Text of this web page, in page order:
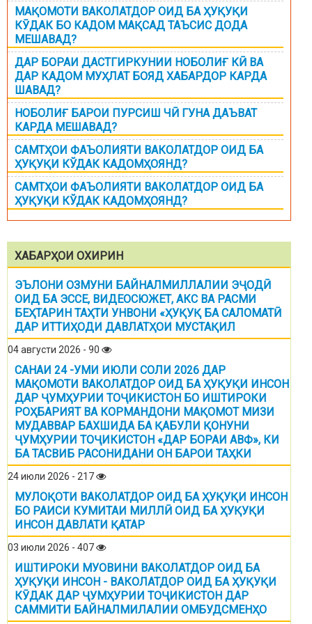
МАҚОМОТИ ВАКОЛАТДОР ОИД БА ҲУҚУҚИ
КӮДАК БО КАДОМ МАҚСАД ТАЪСИС ДОДА
МЕШАВАД?
ДАР БОРАИ ДАСТГИРКУНИИ НОБОЛИҒ КӢ ВА
ДАР КАДОМ МУҲЛАТ БОЯД ХАБАРДОР КАРДА
ШАВАД?
НОБОЛИҒ БАРОИ ПУРСИШ ЧӢ ГУНА ДАЪВАТ
КАРДА МЕШАВАД?
САМТҲОИ ФАЪОЛИЯТИ ВАКОЛАТДОР ОИД БА
ҲУҚУҚИ КЎДАК КАДОМҲОЯНД?
САМТҲОИ ФАЪОЛИЯТИ ВАКОЛАТДОР ОИД БА
ҲУҚУҚИ КЎДАК КАДОМҲОЯНД?
ХАБАРҲОИ ОХИРИН
ЭЪЛОНИ ОЗМУНИ БАЙНАЛМИЛЛАЛИИ ЭҶОДӢ
ОИД БА ЭССЕ, ВИДЕОСЮЖЕТ, АКС ВА РАСМИ
БЕҲТАРИН ТАҲТИ УНВОНИ «ҲУҚУҚ БА САЛОМАТӢ
ДАР ИТТИҲОДИ ДАВЛАТҲОИ МУСТАҚИЛ
04 августи 2026 - 90
САНАИ 24 -УМИ ИЮЛИ СОЛИ 2026 ДАР
МАҚОМОТИ ВАКОЛАТДОР ОИД БА ҲУҚУҚИ ИНСОН
ДАР ҶУМҲУРИИ ТОҶИКИСТОН БО ИШТИРОКИ
РОҲБАРИЯТ ВА КОРМАНДОНИ МАҚОМОТ МИЗИ
МУДАВВАР БАХШИДА БА ҚАБУЛИ ҚОНУНИ
ҶУМҲУРИИ ТОҶИКИСТОН «ДАР БОРАИ АВФ», КИ
БА ТАСВИБ РАСОНИДАНИ ОН БАРОИ ТАҲКИ
24 июли 2026 - 217
МУЛОҚОТИ ВАКОЛАТДОР ОИД БА ҲУҚУҚИ ИНСОН
БО РАИСИ КУМИТАИ МИЛЛӢ ОИД БА ҲУҚУҚИ
ИНСОН ДАВЛАТИ ҚАТАР
03 июли 2026 - 407
ИШТИРОКИ МУОВИНИ ВАКОЛАТДОР ОИД БА
ҲУҚУҚИ ИНСОН - ВАКОЛАТДОР ОИД БА ҲУҚУҚИ
КӮДАК ДАР ҶУМҲУРИИ ТОҶИКИСТОН ДАР
САММИТИ БАЙНАЛМИЛАЛИИ ОМБУДСМЕНҲО